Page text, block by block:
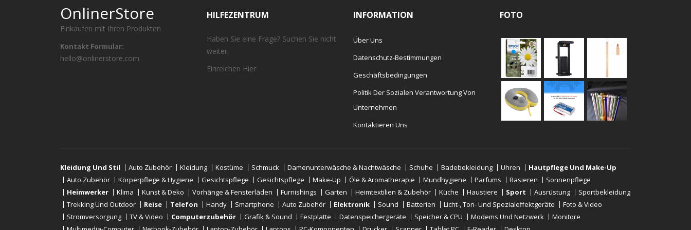
OnlinerStore
Einkaufen mit Ihren Produkten
Kontakt Formular:
hello@onlinerstore.com
HILFEZENTRUM
Haben Sie eine Frage? Suchen Sie nicht
weiter.
Einreichen Hier
INFORMATION
Über Uns
Datenschutz-Bestimmungen
Geschäftsbedingungen
Politik Der Sozialen Verantwortung Von
Unternehmen
Kontaktieren Uns
FOTO
Kleidung Und Stil Auto Zubehör Kleidung Kostüme Schmuck Damenunterwäsche & Nachtwäsche Schuhe Badebekleidung Uhren
Hautpflege Und Make-Up
Auto Zubehör
Körperpflege & Hygiene Gesichtspflege Gesichtspflege Make-Up Öle & Aromatherapie Mundhygiene Parfums Rasieren
Sonnenpflege
Heimwerker
Klima Kunst & Deko Vorhänge & Fensterläden Furnishings Garten Heimtextilien & Zubehör Küche Haustiere Sport Ausrüstung
Sportbekleidung
Trekking Und Outdoor
Reise Telefon Handy Smartphone Auto Zubehör Elektronik Sound Batterien Licht-, Ton- Und Spezialeffektgeräte
Foto & Video
Stromversorgung
TV & Video Computerzubehör Grafik & Sound Festplatte Datenspeichergeräte Speicher & CPU Modems Und Netzwerk
Monitore